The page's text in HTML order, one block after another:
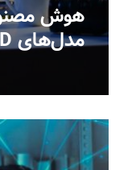
مدل‌های 3D از متن و تصویر